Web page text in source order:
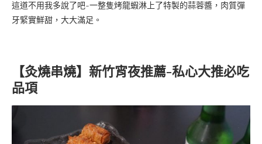
這道不用我多說了吧~一整隻烤龍蝦淋上了特製的蒜蓉醬，肉質彈
牙緊實鮮甜，大大滿足。
【灸燒串燒】新竹宵夜推薦-私心大推必吃
品項